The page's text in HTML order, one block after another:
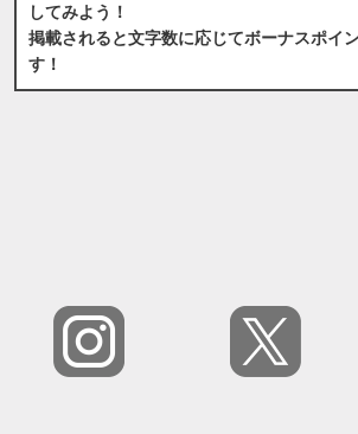
してみよう！
掲載されると文字数に応じてボーナスポイ
す！